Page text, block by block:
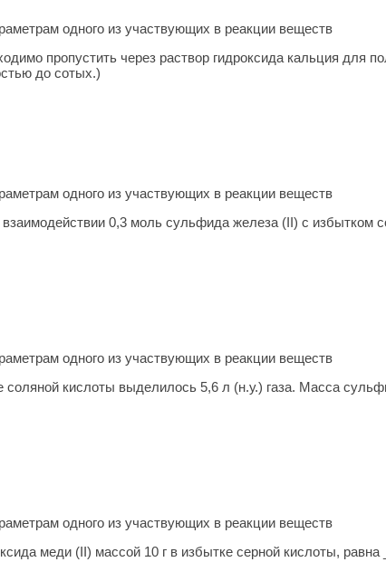
одного из участ­ву­ю­щих в ре­ак­ции веществ
пропустить через раствор гидроксида кальция для
до сотых.)
одного из участ­ву­ю­щих в ре­ак­ции веществ
0,3 моль сульфида железа (II) с избытком
одного из участ­ву­ю­щих в ре­ак­ции веществ
кислоты выделилось 5,6 л (н.у.) газа. Масса
одного из участ­ву­ю­щих в ре­ак­ции веществ
меди (II) массой 10 г в избытке серной кислоты, равна